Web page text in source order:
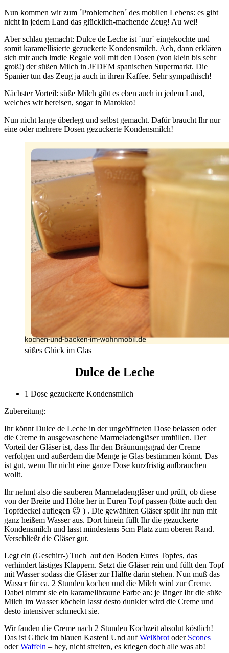
Nun kommen wir zum ´Problemchen´ des mobilen Lebens: es gibt
nicht in jedem Land das glücklich-machende Zeug! Au wei!
Aber schlau gemacht: Dulce de Leche ist ´nur´ eingekochte und
somit karamellisierte gezuckerte Kondensmilch. Ach, dann erklären
sich mir auch lmdie Regale voll mit den Dosen (von klein bis sehr
groß!) der süßen Milch in JEDEM spanischen Supermarkt. Die
Spanier tun das Zeug ja auch in ihren Kaffee. Sehr sympathisch!
Nächster Vorteil: süße Milch gibt es eben auch in jedem Land,
welches wir bereisen, sogar in Marokko!
Nun nicht lange überlegt und selbst gemacht. Dafür braucht Ihr nur
eine oder mehrere Dosen gezuckerte Kondensmilch!
süßes Glück im Glas
Dulce de Leche
1 Dose gezuckerte Kondensmilch
Zubereitung:
Ihr könnt Dulce de Leche in der ungeöffneten Dose belassen oder
die Creme in ausgewaschene Marmeladengläser umfüllen. Der
Vorteil der Gläser ist, dass Ihr den Bräunungsgrad der Creme
verfolgen und außerdem die Menge je Glas bestimmen könnt. Das
ist gut, wenn Ihr nicht eine ganze Dose kurzfristig aufbrauchen
wollt.
Ihr nehmt also die sauberen Marmeladengläser und prüft, ob diese
von der Breite und Höhe her in Euren Topf passen (bitte auch den
Topfdeckel auflegen 😉 ) . Die gewählten Gläser spült Ihr nun mit
ganz heißem Wasser aus. Dort hinein füllt Ihr die gezuckerte
Kondensmilch und lasst mindestens 5cm Platz zum oberen Rand.
Verschließt die Gläser gut.
Legt ein (Geschirr-) Tuch auf den Boden Eures Topfes, das
verhindert lästiges Klappern. Setzt die Gläser rein und füllt den Topf
mit Wasser sodass die Gläser zur Hälfte darin stehen. Nun muß das
Wasser für ca. 2 Stunden kochen und die Milch wird zur Creme.
Dabei nimmt sie ein karamellbraune Farbe an: je länger Ihr die süße
Milch im Wasser köcheln lasst desto dunkler wird die Creme und
desto intensiver schmeckt sie.
Wir fanden die Creme nach 2 Stunden Kochzeit absolut köstlich!
Das ist Glück im blauen Kasten! Und aufWeißbrot oder Scones
oderWaffeln – hey, nicht streiten, es kriegen doch alle was ab!